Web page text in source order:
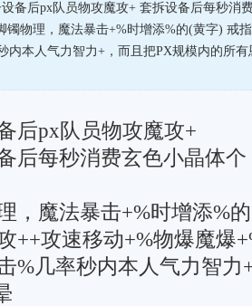
备后px队员物攻魔攻+ 套拆设备后每秒消
镯物理，魔法暴击+%时增添%的(黄字) 戒
内本人气力智力+，而且把PX规模内的所
px队员物攻魔攻+
每秒消费玄色小晶体个
魔法暴击+%时增添%
攻速移动+%物爆魔爆
几率秒内本人气力智力